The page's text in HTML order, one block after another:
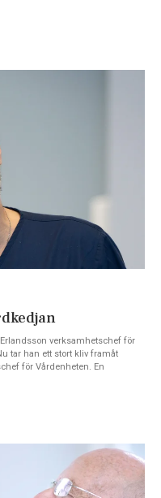
verksamhetschef för
tar han ett stort kliv framåt
för Vårdenheten. En